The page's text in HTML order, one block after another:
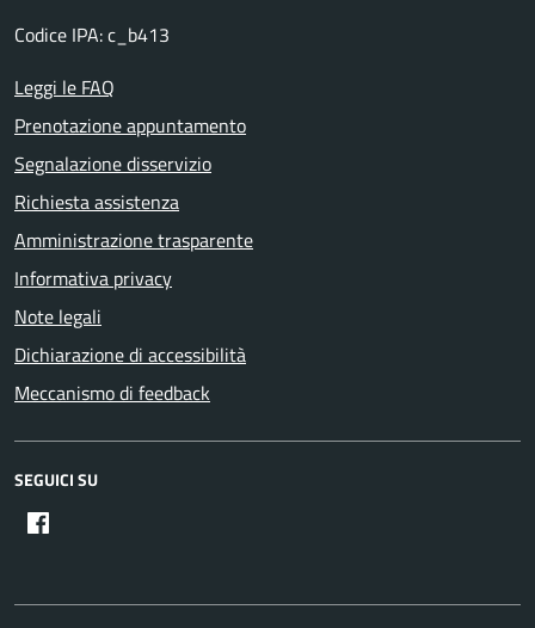
Codice IPA: c_b413
Leggi le FAQ
Prenotazione appuntamento
Segnalazione disservizio
Richiesta assistenza
Amministrazione trasparente
Informativa privacy
Note legali
Dichiarazione di accessibilità
Meccanismo di feedback
SEGUICI SU